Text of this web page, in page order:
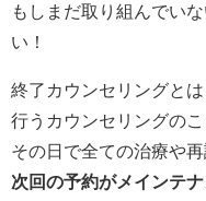
もしまだ取り組んでい
い！
終了カウンセリングと
行うカウンセリングのこ
その日で全ての治療や再
次回の予約がメインテ